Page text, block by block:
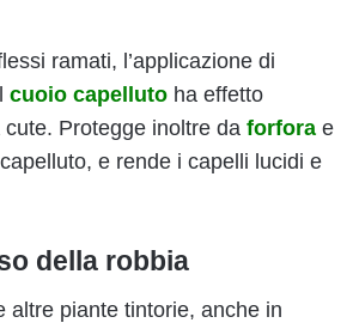
ramati, l’applicazione di
cuoio capelluto ha effetto
Protegge inoltre da forfora e
e rende i capelli lucidi e
della robbia
altre piante tintorie, anche in